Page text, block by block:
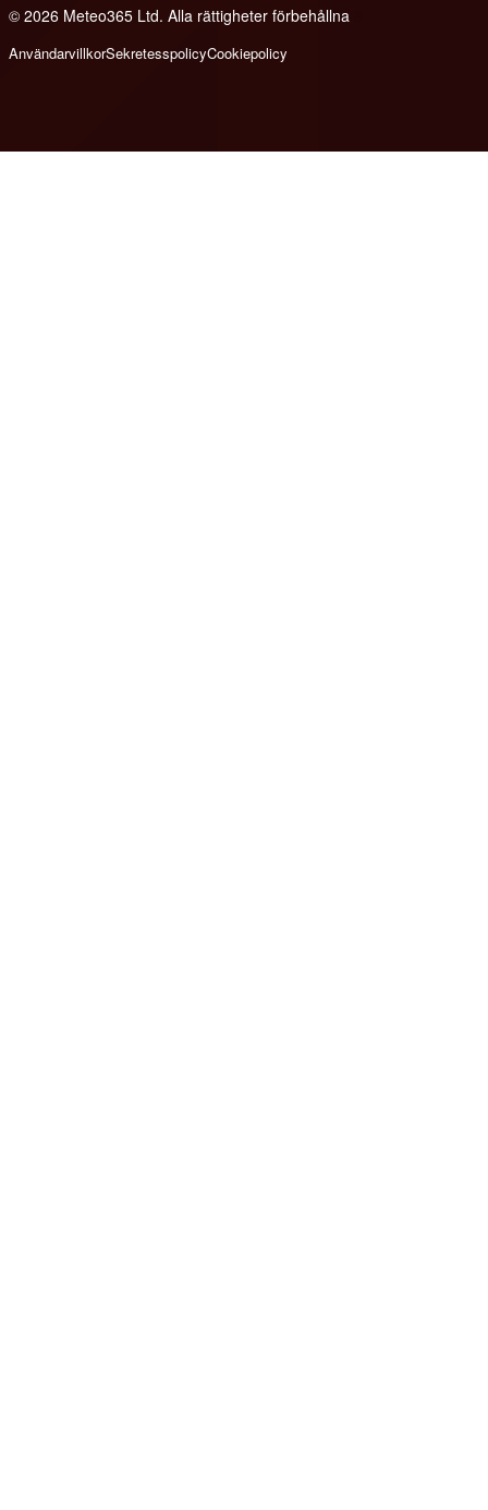
© 2026 Meteo365 Ltd. Alla rättigheter förbehållna
AnvändarvillkorSekretesspolicyCookiepolicy